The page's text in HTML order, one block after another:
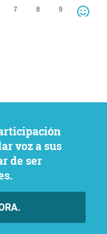
7 8 9
voz a sus
de ser